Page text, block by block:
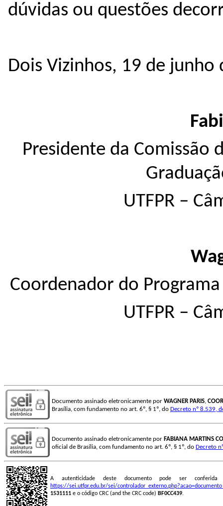
dúvidas ou questões
Dois Vizinhos, 19 de junho
Presidente da Comissão
UTFPR –
Coordenador do
UTFPR –
Documento assinado eletronicamente por WAGNER PARIS,
Brasília, com fundamento no art. 6º, § 1º, do Decreto nº 8.539,
Documento assinado eletronicamente por FABIANA MARTINS
oficial de Brasília, com fundamento no art. 6º, § 1º, do Decreto
A autenticidade deste documento pode ser
https://sei.utfpr.edu.br/sei/
1531111 e o código CRC (and the CRC code) BF0CC439.